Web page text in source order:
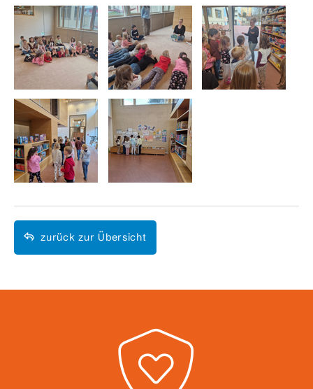
zurück zur Übersicht